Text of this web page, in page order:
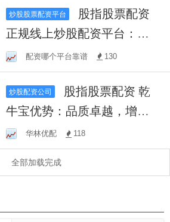
炒股股票配资平台
正规线上炒股配资平台：安
全高效，助您把握投资机
遇！
配资哪个平台靠谱 130
炒股配资公司
牛宝优势：品质卓越，增产
增收！华林优配 118
全部加载完成